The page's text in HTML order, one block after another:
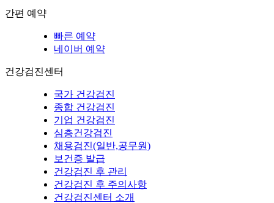
간편 예약
빠른 예약
네이버 예약
건강검진센터
국가 건강검진
종합 건강검진
기업 건강검진
심층건강검진
채용검진(일반,공무원)
보건증 발급
건강검진 후 관리
건강검진 후 주의사항
건강검진센터 소개